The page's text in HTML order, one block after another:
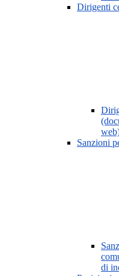
Dirigenti
Sanzioni
di